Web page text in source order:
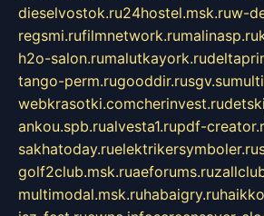
dieselvostok.ru24hostel.msk.ruw-
regsmi.rufilmnetwork.rumalinasp.ru
h2o-salon.rumalutkayork.ru
tango-perm.rugooddir.rusgv.su
webkrasotki.comcherinvest.ru
ankou.spb.rualvesta1.rupdf-
sakhatoday.ruelektrikersymboler.ru
golf2club.msk.ruaeforums.ru
multimodal.msk.ruhabaigry.ru